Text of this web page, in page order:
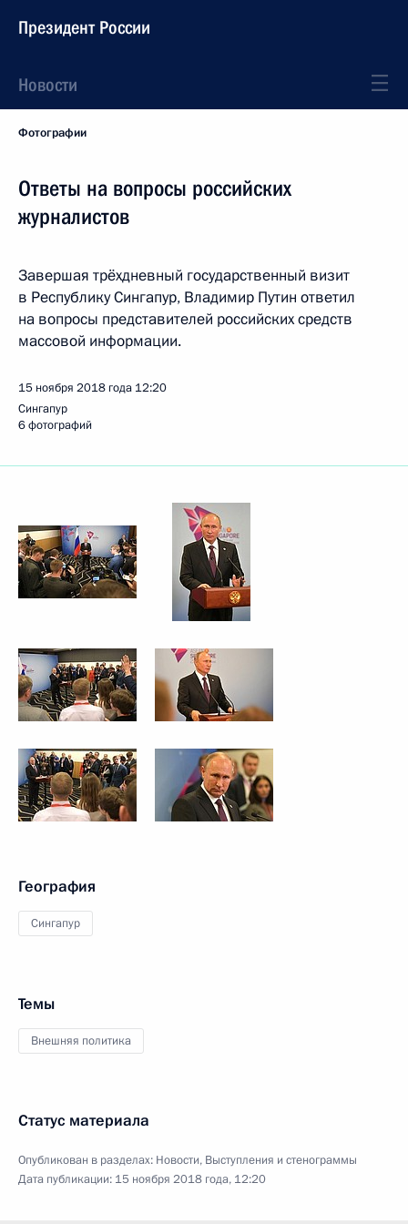
Президент России
Новости
Фотографии
Ответы на вопросы российских
журналистов
Завершая трёхдневный государственный визит
в Республику Сингапур, Владимир Путин ответил
на вопросы представителей российских средств
массовой информации.
15 ноября 2018 года 12:20
Сингапур
6 фотографий
География
Сингапур
Темы
Внешняя политика
Статус материала
Опубликован в разделах: Новости, Выступления и стенограммы
Дата публикации: 15 ноября 2018 года, 12:20